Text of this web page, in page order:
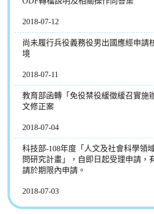
2018-07-12
尚未履行兵役義務役男出國應經申請
境
2018-07-11
教育部函轉「免役禁役緩徵緩召實施
文修正案
2018-07-04
科技部-108年度「人文及社會科學領
問研究計畫」，自即日起受理申請，
請於期限內申請。
2018-07-03